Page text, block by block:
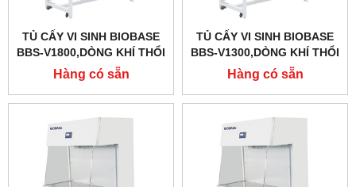
TỦ CẤY VI SINH BIOBASE
BBS-V1800,DÒNG KHÍ THỔI
ĐỨNG
Hàng có sẵn
TỦ CẤY VI SINH BIOBASE
BBS-V1300,DÒNG KHÍ THỔI
ĐỨNG
Hàng có sẵn